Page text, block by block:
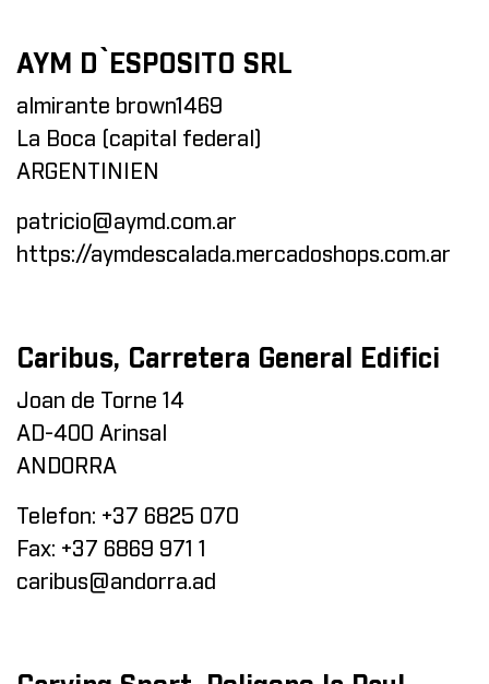
AYM D`ESPOSITO SRL
almirante brown1469
La Boca (capital federal)
ARGENTINIEN
patricio@aymd.com.ar
https://aymdescalada.mercadoshops.com.ar
Caribus, Carretera General Edifici
Joan de Torne 14
AD-400 Arinsal
ANDORRA
Telefon: +37 6825 070
Fax: +37 6869 971 1
caribus@andorra.ad